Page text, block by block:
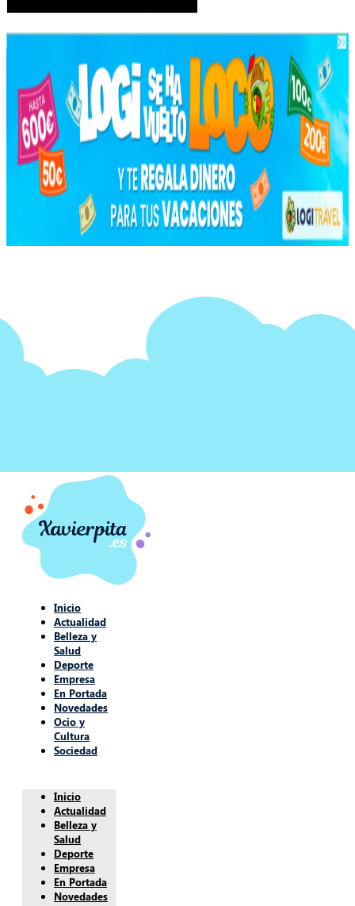
Inicio
Actualidad
Belleza y
Salud
Deporte
Empresa
En Portada
Novedades
Ocio y
Cultura
Sociedad
Inicio
Actualidad
Belleza y
Salud
Deporte
Empresa
En Portada
Novedades